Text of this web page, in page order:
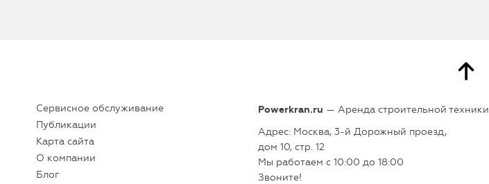
Сервисное обслуживание
Публикации
Карта сайта
О компании
Блог
Powerkran.ru — Аренда строительной техники
Адрес: Москва, 3-й Дорожный проезд,
дом 10, cтр. 12
Мы работаем с 10:00 до 18:00
Звоните!